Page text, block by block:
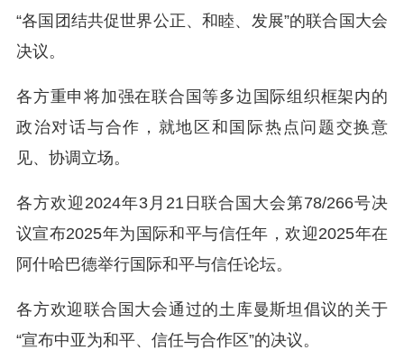
“各国团结共促世界公正、和睦、发展”的联合国大会
决议。
各方重申将加强在联合国等多边国际组织框架内的
政治对话与合作，就地区和国际热点问题交换意
见、协调立场。
各方欢迎2024年3月21日联合国大会第78/266号决
议宣布2025年为国际和平与信任年，欢迎2025年在
阿什哈巴德举行国际和平与信任论坛。
各方欢迎联合国大会通过的土库曼斯坦倡议的关于
“宣布中亚为和平、信任与合作区”的决议。